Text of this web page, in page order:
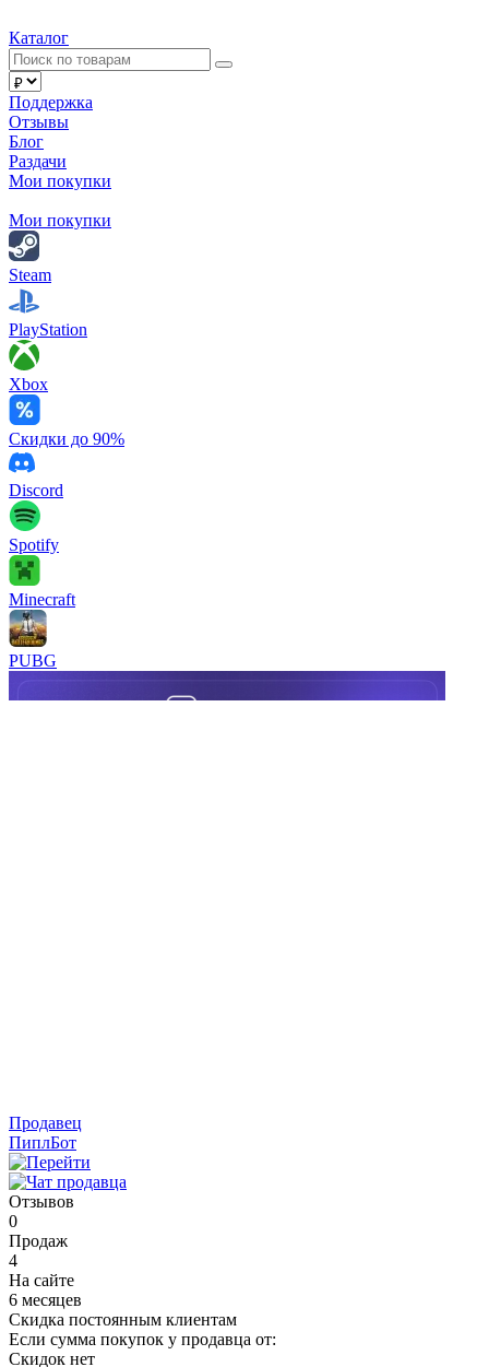
Каталог
Поддержка
Отзывы
Блог
Раздачи
Мои покупки
Мои покупки
Steam
PlayStation
Xbox
Скидки до 90%
Discord
Spotify
Minecraft
PUBG
Продавец
ПиплБот
Отзывов
0
Продаж
4
На сайте
6 месяцев
Скидка постоянным клиентам
Если сумма покупок у продавца от:
Скидок нет